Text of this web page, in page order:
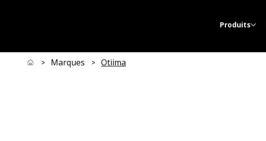
Produits
> Marques > Otiima